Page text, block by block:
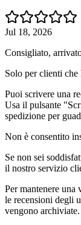
Jul 18, 2026
Consigliato,
Solo per clienti
Puoi scrivere una
Usa il pulsante
spedizione per
Non è consentito
Se non sei
il nostro servizio
Per mantenere una
le recensioni degli
vengono archiviate.